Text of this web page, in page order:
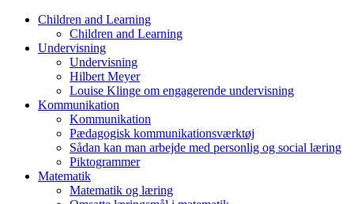
Skip
content
Children and Learning
Children and Learning
Undervisning
Undervisning
Hilbert Meyer
Louise Klinge om engagerende undervisning
Kommunikation
Kommunikation
Pædagogisk kommunikationsværktøj
Sådan kan man arbejde med personlig og social læring
Piktogrammer
Matematik
Matematik og læring